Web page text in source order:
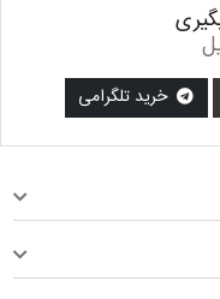
خرید تلگرامی